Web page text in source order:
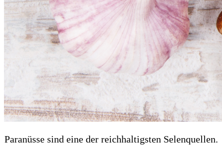
Paranüsse sind eine der reichhaltigsten Selenquellen.